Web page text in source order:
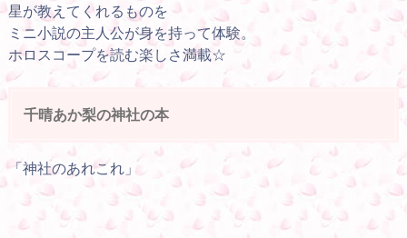
星が教えてくれるものを
ミニ小説の主人公が身を持って体験。
ホロスコープを読む楽しさ満載☆
千晴あか梨の神社の本
「神社のあれこれ」